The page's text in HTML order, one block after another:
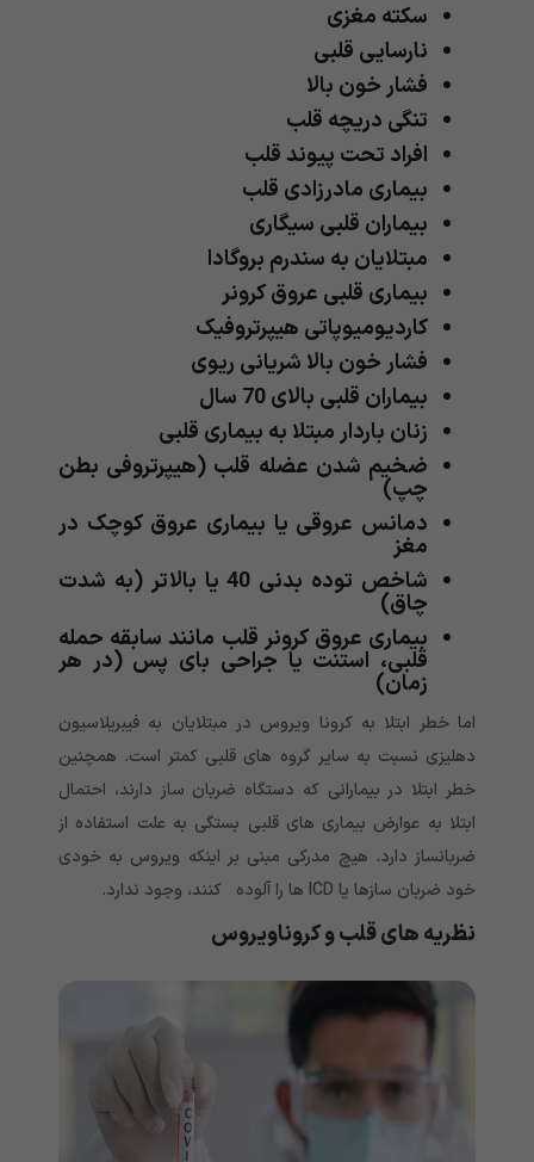
سکته مغزی
نارسایی قلبی
فشار خون بالا
تنگی دریچه قلب
افراد تحت پیوند قلب
بیماری مادرزادی قلب
بیماران قلبی سیگاری
مبتلایان به سندرم بروگادا
بیماری قلبی عروق کرونر
کاردیومیوپاتی هیپرتروفیک
فشار خون بالا شریانی ریوی
بیماران قلبی بالای 70 سال
زنان باردار مبتلا به بیماری قلبی
ضخیم شدن عضله قلب (هیپرتروفی بطن
چپ)
دمانس عروقی یا بیماری عروق کوچک در
مغز
شاخص توده بدنی 40 یا بالاتر (به شدت
چاق)
بیماری عروق کرونر قلب مانند سابقه حمله
قلبی، استنت یا جراحی بای پس (در هر
زمان)
اما خطر ابتلا به کرونا ویروس در مبتلایان به فیبریلاسیون
دهلیزی نسبت به سایر گروه های قلبی کمتر است. همچنین
خطر ابتلا در بیمارانی که دستگاه ضربان ساز دارند، احتمال
ابتلا به عوارض بیماری های قلبی بستگی به علت استفاده از
ضربانساز دارد. هیچ مدرکی مبنی بر اینکه ویروس به خودی
خود ضربان سازها یا ICD ها را آلوده کنند، وجود ندارد.
نظریه های قلب و کروناویروس